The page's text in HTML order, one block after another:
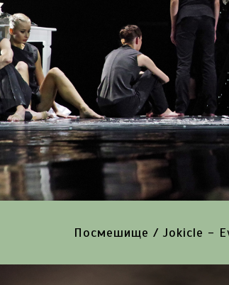
Посмешище / Jokicle -